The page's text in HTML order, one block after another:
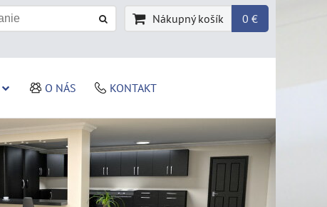
Nákupný košík 0 €
O NÁS KONTAKT